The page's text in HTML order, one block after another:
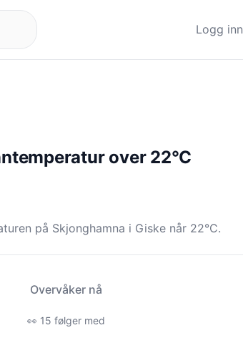
Logg inn
over 22°C
på Skjonghamna i Giske når 22°C.
Overvåker nå
👀 15 følger med